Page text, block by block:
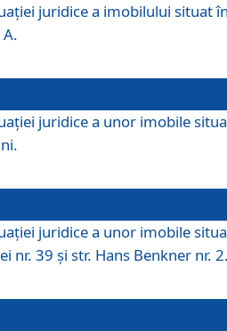
juridice a imobilului situat
juridice a unor imobile
juridice a unor imobile
nr. 39 și str. Hans Benkner nr.